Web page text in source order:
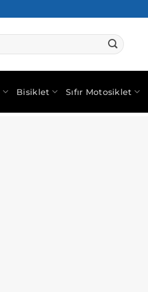
Bisiklet Sıfır Motosiklet